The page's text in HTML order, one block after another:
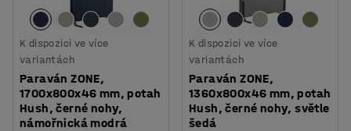
K dispozici ve více
variantách
Paraván ZONE,
1700x800x46 mm, potah
Hush, černé nohy,
námořnická modrá
K dispozici ve více
variantách
Paraván ZONE,
1360x800x46 mm, potah
Hush, černé nohy, světle
šedá